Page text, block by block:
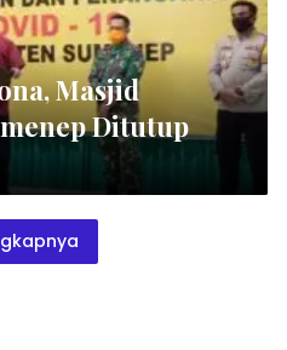
Masjid
Ditutup